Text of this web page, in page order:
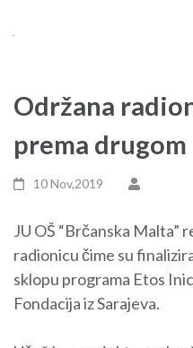
Održana
prema
10 Nov,2019
JU OŠ “Brčanska Malta”
radionicu čime su
sklopu programa Etos
Fondacija iz Sarajeva.